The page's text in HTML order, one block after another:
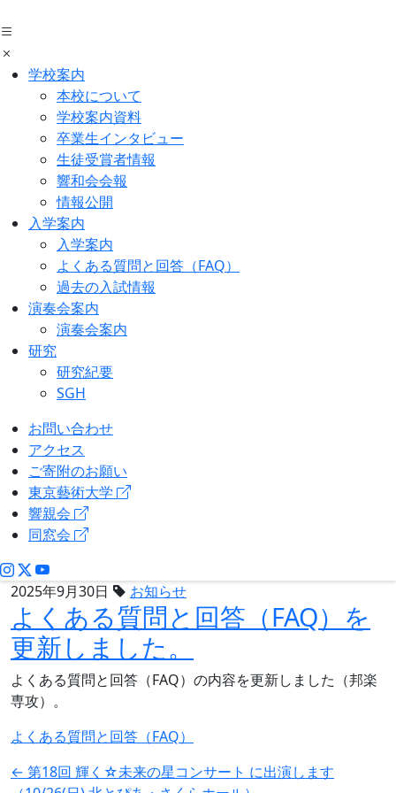
to
the
content学校案内
本校について
学校案内資料
卒業生インタビュー
生徒受賞者情報
響和会会報
情報公開
入学案内
入学案内
よくある質問と回答（FAQ）
過去の入試情報
演奏会案内
演奏会案内
研究
研究紀要
SGH
お問い合わせ
アクセス
ご寄附のお願い
東京藝術大学
響親会
同窓会
2025年9月30日 お知らせ
よくある質問と回答（FAQ）を
更新しました。
よくある質問と回答（FAQ）の内容を更新しました（邦楽
専攻）。
よくある質問と回答（FAQ）
投
← 第18回 輝く☆未来の星コンサート に出演します